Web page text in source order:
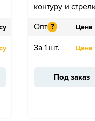
контуру и
Опт ? Цена
За 1 шт. Цена
Под заказ